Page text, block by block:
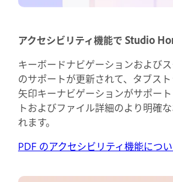
アクセシビリティ機能で Studio
キーボードナビゲーションおよび
のサポートが更新されて、タブスト
矢印キーナビゲーションがサポー
トおよびファイル詳細のより明確
れます。
PDF のアクセシビリティ機能につ